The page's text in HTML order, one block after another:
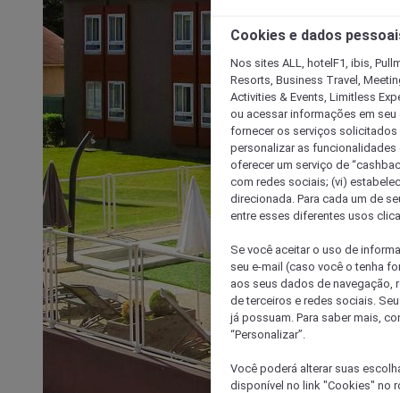
Cookies e dados
Nos sites ALL, hotelF1, ibis,
Resorts, Business Travel,
Activities & Events, Limitless
ou acessar informações em
fornecer os serviços solicitados
personalizar as
oferecer um serviço de
com redes sociais; (vi)
direcionada. Para cada um de
entre esses diferentes usos
Se você aceitar o uso de
seu e-mail (caso você o tenha
aos seus dados de navegação,
de terceiros e redes sociais.
já possuam. Para saber mais,
“Personalizar”.
Você poderá alterar suas
disponível no link "Cookies" no